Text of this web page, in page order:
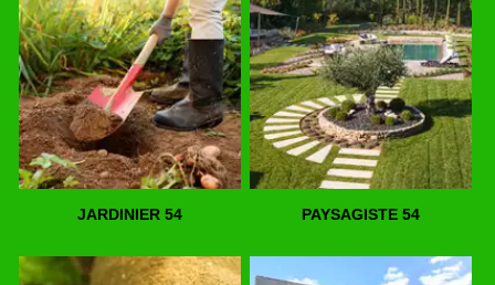
JARDINIER 54 PAYSAGISTE 54